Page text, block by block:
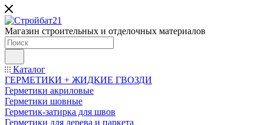
Магазин строительных и отделочных материалов
Каталог
ГЕРМЕТИКИ + ЖИДКИЕ ГВОЗДИ
Герметики акриловые
Герметики шовные
Герметик-затирка для швов
Герметики для дерева и паркета